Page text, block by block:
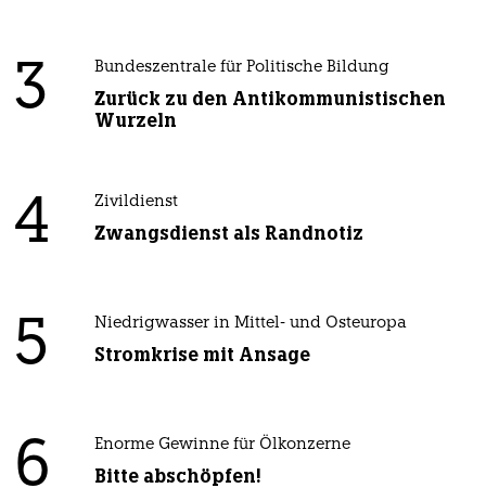
3 Bundeszentrale für Politische Bildung
Zurück zu den Antikommunistischen
Wurzeln
4 Zivildienst
Zwangsdienst als Randnotiz
5 Niedrigwasser in Mittel- und Osteuropa
Stromkrise mit Ansage
6 Enorme Gewinne für Ölkonzerne
Bitte abschöpfen!